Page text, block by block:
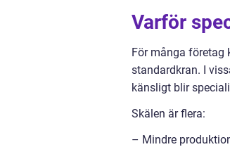
Varför
För många företag
standardkran. I
känsligt blir
Skälen är flera:
– Mindre